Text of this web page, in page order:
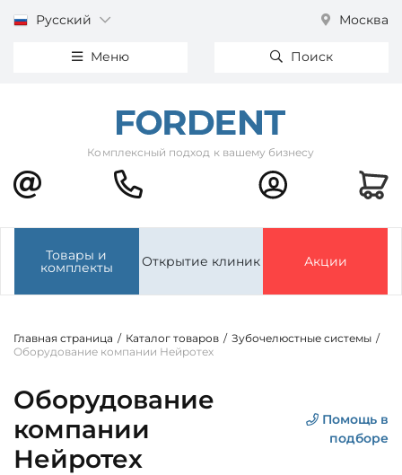
Русский Москва
Меню Поиск
Комплексный подход к вашему бизнесу
Товары и
комплекты Открытие клиник Акции
Главная страница / Каталог товаров / Зубочелюстные системы /
Оборудование компании Нейротех
Оборудование
компании
Нейротех
Помощь в
подборе